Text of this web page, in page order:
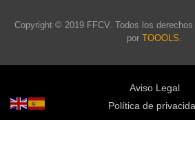
Copyright © 2019 FFCV. Todos los
por TOOOLS
Aviso Legal
Política de
Política de cookies